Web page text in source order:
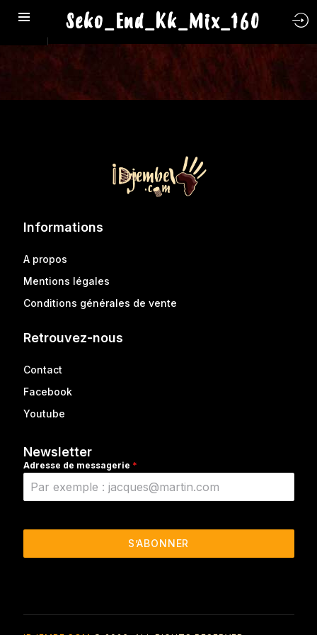
Seko_End_Kk_Mix_160
Informations
A propos
Mentions légales
Conditions générales de vente
Retrouvez-nous
Contact
Facebook
Youtube
Newsletter
Adresse de messagerie *
S’ABONNER